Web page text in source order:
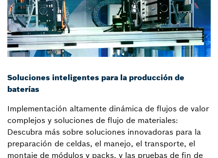
Soluciones inteligentes para la producción de
baterías
Implementación altamente dinámica de flujos de valor
complejos y soluciones de flujo de materiales:
Descubra más sobre soluciones innovadoras para la
preparación de celdas, el manejo, el transporte, el
montaje de módulos y packs, y las pruebas de fin de